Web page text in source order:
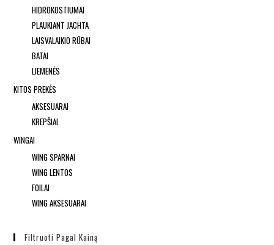
HIDROKOSTIUMAI
PLAUKIANT JACHTA
LAISVALAIKIO RŪBAI
BATAI
LIEMENĖS
KITOS PREKĖS
AKSESUARAI
KREPŠIAI
WINGAI
WING SPARNAI
WING LENTOS
FOILAI
WING AKSESUARAI
Filtruoti Pagal Kainą